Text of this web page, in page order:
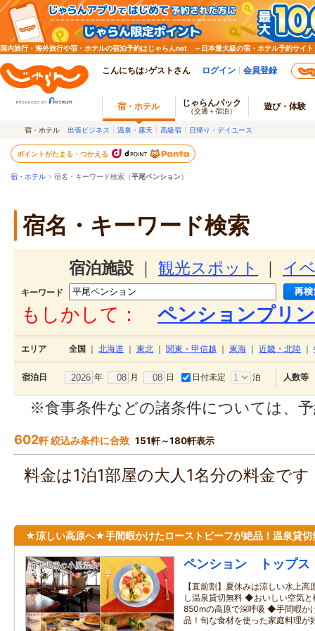
国内旅行・海外旅行や宿・ホテルの宿泊予約はじゃらんnet ～日本最大級の宿・ホテル予約サイト
こんにちは♪ゲストさん ログイン 会員登録
宿・ホテル じゃらんパック
（交通＋宿泊） 遊び・体験
宿・ホテル 出張ビジネス 温泉・露天 高級宿 日帰り・デイユース
ポイントがたまる・つかえる
宿・ホテル > 宿名・キーワード検索（平尾ペンション）
宿名・キーワード検索
宿泊施設 観光スポット イ
キーワード
もしかして： ペンションプリ
エリア 全国 北海道 東北 関東・甲信越 東海 近畿・北陸
宿泊日 年 月 日 日付未定 泊 人数等
※食事条件などの諸条件については、
602軒 絞込み条件に合致 151軒～180軒表示
料金は1泊1部屋の大人1名分の料金で
★涼しい高原へ★手間暇かけたローストビーフが絶品！温泉貸切
ペンション トップス
【直前割】夏休みは涼しい水上
し温泉貸切無料 ◆おいしい空気
850mの高原で深呼吸 ◆手間暇か
品！旬な食材を使った家庭料理が